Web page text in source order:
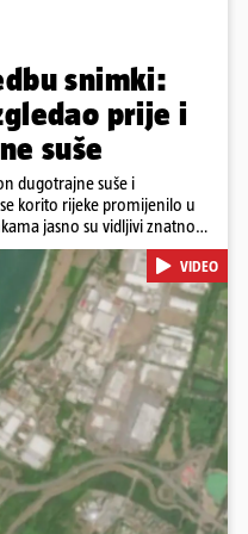
snimki:
prije i
suše
dugotrajne suše i
korito rijeke promijenilo u
jasno su vidljivi znatno
površine, što svjedoči o
su zabilježene duž cijelog
Hrvatske i Srbije, do
ljeta 2025. i 2026.
Europske unije
VIDEO